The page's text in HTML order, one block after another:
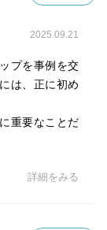
2025.09.21
プを事例を交
は、正に初め
重要なことだ
詳細をみる